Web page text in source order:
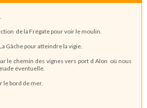
de la Frégate pour voir le moulin.
Gâche pour atteindre la vigie.
le chemin des vignes vers port d Alon où nous
éventuelle.
le bord de mer.